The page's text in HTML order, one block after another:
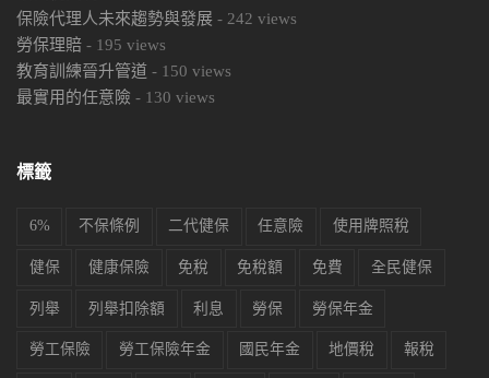
保險代理人未來趨勢與發展 - 242 views
勞保理賠 - 195 views
教育訓練晉升管道 - 150 views
最實用的任意險 - 130 views
標籤
6% 不保條例 二代健保 任意險 使用牌照稅
健保 健康保險 免稅 免稅額 免費 全民健保
列舉 列舉扣除額 利息 勞保 勞保年金
勞工保險 勞工保險年金 國民年金 地價稅 報稅